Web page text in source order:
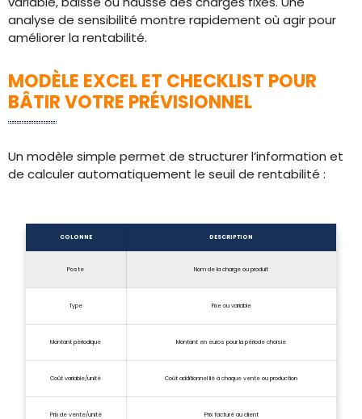
analyse de sensibilité montre rapidement où agir pour
améliorer la rentabilité.
MODÈLE EXCEL ET CHECKLIST POUR
BÂTIR VOTRE PRÉVISIONNEL
Un modèle simple permet de structurer l’information et
de calculer automatiquement le seuil de rentabilité :
COLONNE DESCRIPTION
Poste Nom de la charge ou produit
Type Fixe ou variable
Montant périodique Montant en euros pour la période choisie
Coût variable/unité Coût additionnel lié à chaque vente ou production
Prix de vente/unité Prix facturé au client